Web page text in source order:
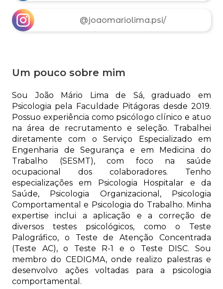
@joaomariolima.psi/
Um pouco sobre mim
Sou João Mário Lima de Sá, graduado em
Psicologia pela Faculdade Pitágoras desde 2019.
Possuo experiência como psicólogo clínico e atuo
na área de recrutamento e seleção. Trabalhei
diretamente com o Serviço Especializado em
Engenharia de Segurança e em Medicina do
Trabalho (SESMT), com foco na saúde
ocupacional dos colaboradores. Tenho
especializações em Psicologia Hospitalar e da
Saúde, Psicologia Organizacional, Psicologia
Comportamental e Psicologia do Trabalho. Minha
expertise inclui a aplicação e a correção de
diversos testes psicológicos, como o Teste
Palográfico, o Teste de Atenção Concentrada
(Teste AC), o Teste R-1 e o Teste DISC. Sou
membro do CEDIGMA, onde realizo palestras e
desenvolvo ações voltadas para a psicologia
comportamental.